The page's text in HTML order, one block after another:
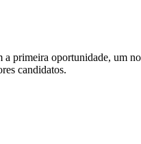
primeira oportunidade, um
candidatos.